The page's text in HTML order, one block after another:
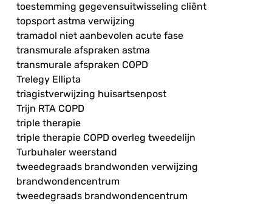
toestemming gegevensuitwisseling cliënt
topsport astma verwijzing
tramadol niet aanbevolen acute fase
transmurale afspraken astma
transmurale afspraken COPD
Trelegy Ellipta
triagistverwijzing huisartsenpost
Trijn RTA COPD
triple therapie
triple therapie COPD overleg tweedelijn
Turbuhaler weerstand
tweedegraads brandwonden verwijzing
brandwondencentrum
tweedegraads brandwondencentrum